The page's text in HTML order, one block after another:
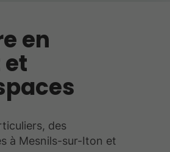
en
des
à Mesnils-sur-Iton et